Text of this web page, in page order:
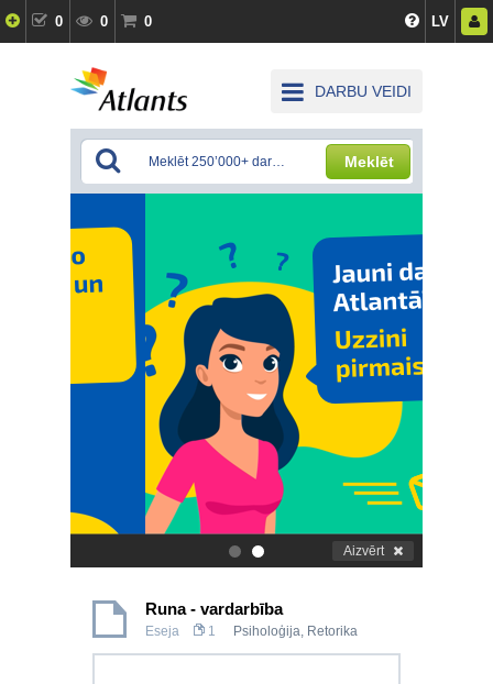
0 0 0 LV
DARBU VEIDI
Meklēt
. Aizvērt
Runa - vardarbība
Eseja 1 Psiholoģija, Retorika